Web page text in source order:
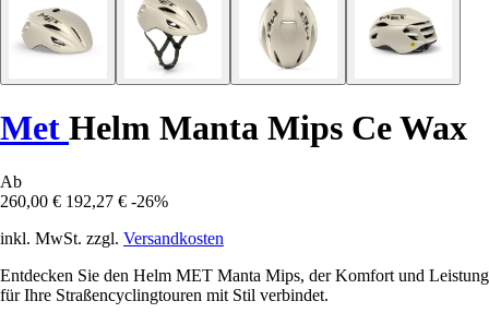
Met Helm Manta Mips Ce Wax
Ab
260,00 € 192,27 € -26%
inkl. MwSt. zzgl. Versandkosten
Entdecken Sie den Helm MET Manta Mips, der Komfort und Leistung
für Ihre Straßencyclingtouren mit Stil verbindet.